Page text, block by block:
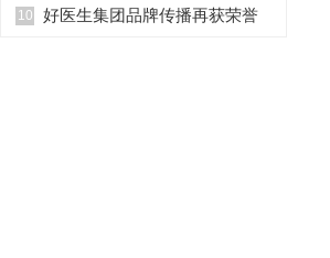
10 好医生集团品牌传播再获荣誉